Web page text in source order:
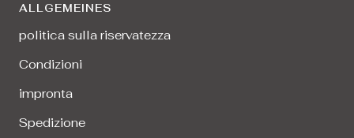
ALLGEMEINES
politica sulla riservatezza
Condizioni
impronta
Spedizione